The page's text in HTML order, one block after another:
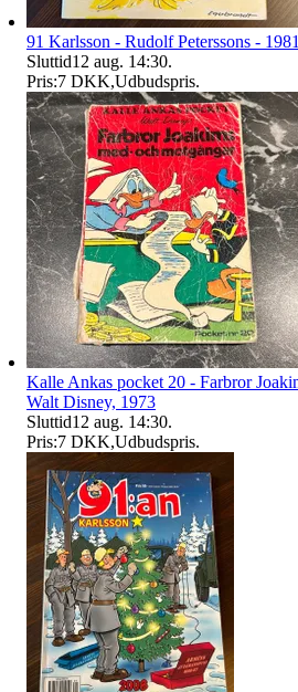
91 Karlsson - Rudolf Peterssons - 1981
Sluttid12 aug. 14:30.
Pris:7 DKK,Udbudspris.
Kalle Ankas pocket 20 - Farbror
Walt Disney, 1973
Sluttid12 aug. 14:30.
Pris:7 DKK,Udbudspris.